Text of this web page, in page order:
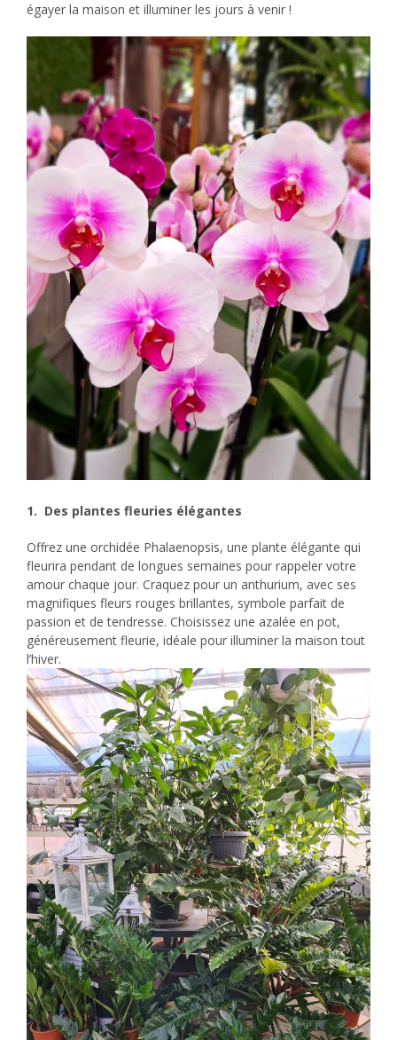
égayer la maison et illuminer les jours à venir !
1. Des plantes fleuries élégantes
Offrez une orchidée Phalaenopsis, une plante élégante qui
fleurira pendant de longues semaines pour rappeler votre
amour chaque jour. Craquez pour un anthurium, avec ses
magnifiques fleurs rouges brillantes, symbole parfait de
passion et de tendresse. Choisissez une azalée en pot,
généreusement fleurie, idéale pour illuminer la maison tout
l’hiver.